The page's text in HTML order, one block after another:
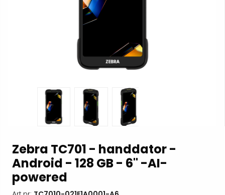
Zebra TC701 - handdator -
Android - 128 GB - 6" -AI-
powered